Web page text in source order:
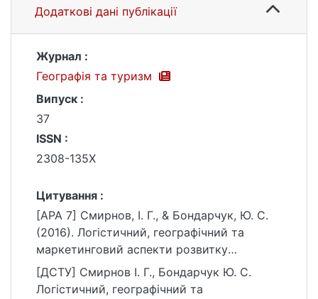
Додаткові дані публікації
Журнал :
Географія та туризм
Випуск :
37
ISSN :
2308-135X
Цитування :
[APA 7] Смирнов, І. Г., & Бондарчук, Ю. С.
(2016). Логістичний, географічний та
маркетинговий аспекти розвитку
сільського туризму в контексті його
сталого розвитку. Географія та туризм,
[ДСТУ] Смирнов І. Г., Бондарчук Ю. С.
Логістичний, географічний та